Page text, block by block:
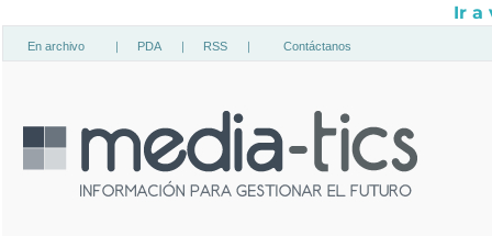
Ir a
En archivo | PDA | RSS | Contáctanos